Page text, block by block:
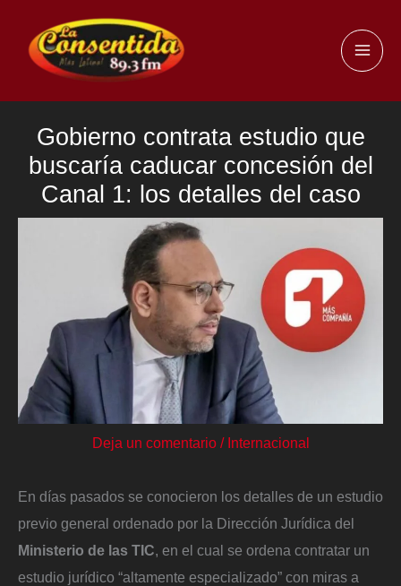
contenido
Gobierno contrata estudio que
buscaría caducar concesión del
Canal 1: los detalles del caso
Deja un comentario / Internacional
En días pasados se conocieron los detalles de un estudio
previo general ordenado por la Dirección Jurídica del
Ministerio de las TIC, en el cual se ordena contratar un
estudio jurídico “altamente especializado” con miras a